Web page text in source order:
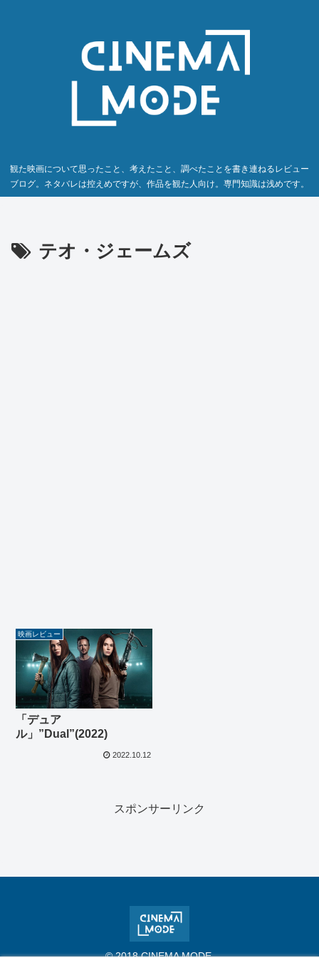
観た映画について思ったこと、考えたこと、調べたことを書き連ねるレビュー
ブログ。ネタバレは控えめですが、作品を観た人向け。専門知識は浅めです。
テオ・ジェームズ
映画レビュー
「デュア
ル」”Dual”(2022)
2022.10.12
スポンサーリンク
© 2018 CINEMA MODE.